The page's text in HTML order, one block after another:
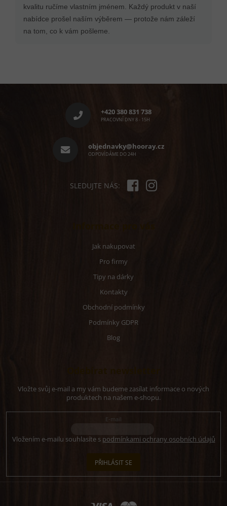
kvalitu ručíme vlastním jménem. Každý produkt v naší
nabídce prošel naším výběrem — protože nám záleží
na tom, co k vám pošleme.
+420 380 831 738
PRACOVNÍ DNY 8 - 15H
objednavky@hooray.cz
ODPOVÍDÁME DO 24H
SLEDUJTE NÁS:
Jak nakupovat
Pro firmy
Tipy na dárky
Kontakty
Obchodní podmínky
Podmínky GDPR
Blog
Vložte svůj e-mail a my vám budeme zasílat informace o nových
produktech na našem e-shopu.
E-mail
Vložením e-mailu souhlasíte s podmínkami ochrany osobních údajů
PŘIHLÁSIT SE